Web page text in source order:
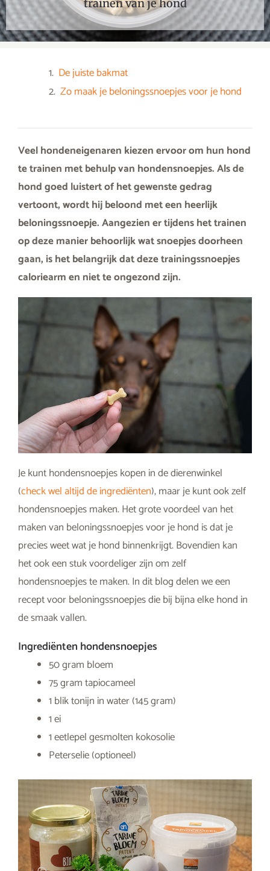
trainen van je hond
De juiste bakmat
Zo maak je beloningssnoepjes voor je hond
Veel hondeneigenaren kiezen ervoor om hun hond
te trainen met behulp van hondensnoepjes. Als de
hond goed luistert of het gewenste gedrag
vertoont, wordt hij beloond met een heerlijk
beloningssnoepje. Aangezien er tijdens het trainen
op deze manier behoorlijk wat snoepjes doorheen
gaan, is het belangrijk dat deze trainingssnoepjes
caloriearm en niet te ongezond zijn.
Je kunt hondensnoepjes kopen in de dierenwinkel
(check wel altijd de ingrediënten), maar je kunt ook zelf
hondensnoepjes maken. Het grote voordeel van het
maken van beloningssnoepjes voor je hond is dat je
precies weet wat je hond binnenkrijgt. Bovendien kan
het ook een stuk voordeliger zijn om zelf
hondensnoepjes te maken. In dit blog delen we een
recept voor beloningssnoepjes die bij bijna elke hond in
de smaak vallen.
Ingrediënten hondensnoepjes
50 gram bloem
75 gram tapiocameel
1 blik tonijn in water (145 gram)
1 ei
1 eetlepel gesmolten kokosolie
Peterselie (optioneel)